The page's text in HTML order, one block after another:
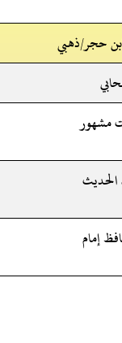
حجر/ذهبي
مشهور
إمام